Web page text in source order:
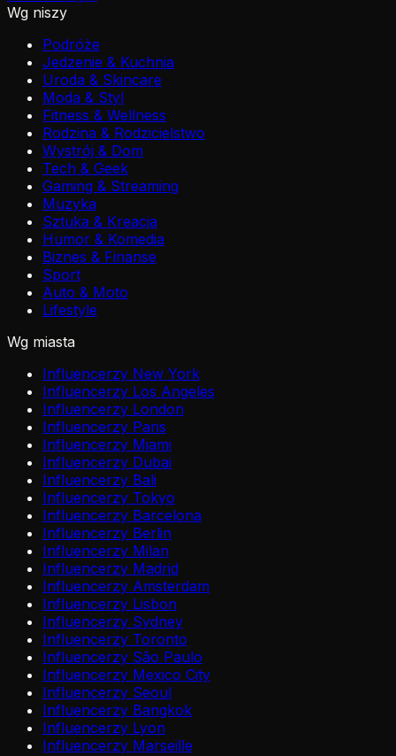
Wg niszy
Podróże
Jedzenie & Kuchnia
Uroda & Skincare
Moda & Styl
Fitness & Wellness
Rodzina & Rodzicielstwo
Wystrój & Dom
Tech & Geek
Gaming & Streaming
Muzyka
Sztuka & Kreacja
Humor & Komedia
Biznes & Finanse
Sport
Auto & Moto
Lifestyle
Wg miasta
Influencerzy New York
Influencerzy Los Angeles
Influencerzy London
Influencerzy Paris
Influencerzy Miami
Influencerzy Dubai
Influencerzy Bali
Influencerzy Tokyo
Influencerzy Barcelona
Influencerzy Berlin
Influencerzy Milan
Influencerzy Madrid
Influencerzy Amsterdam
Influencerzy Lisbon
Influencerzy Sydney
Influencerzy Toronto
Influencerzy São Paulo
Influencerzy Mexico City
Influencerzy Seoul
Influencerzy Bangkok
Influencerzy Lyon
Influencerzy Marseille